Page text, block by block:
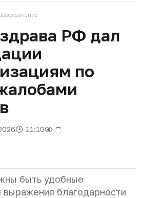
РФ дал
по
11:10
быть удобные
благодарности